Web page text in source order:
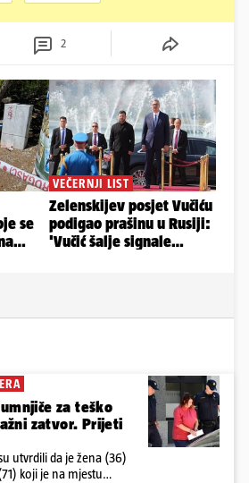
2
za teško
zatvor. Prijeti
utvrdili da je žena (36)
koji je na mjestu